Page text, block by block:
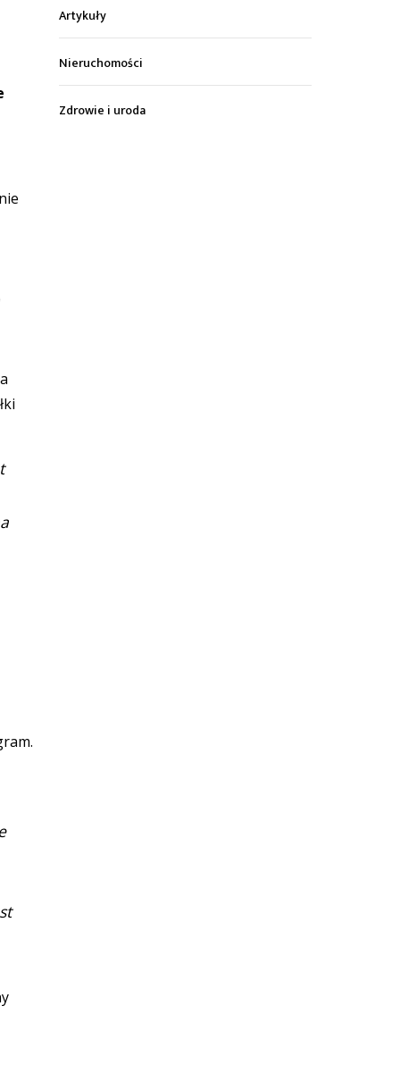
Artykuły
Nieruchomości
Zdrowie i uroda